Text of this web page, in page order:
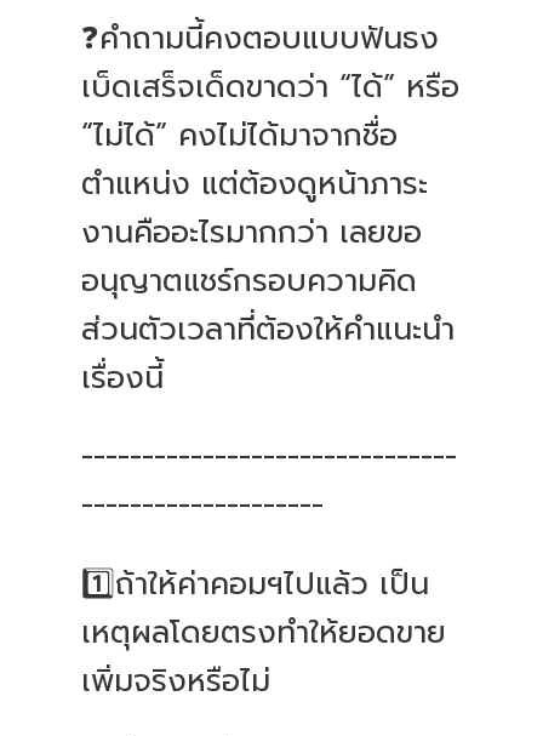
❓คำถามนี้คงตอบแบบฟันธง
เบ็ดเสร็จเด็ดขาดว่า “ได้” หรือ
“ไม่ได้” คงไม่ได้มาจากชื่อ
ตำแหน่ง แต่ต้องดูหน้าภาระ
งานคืออะไรมากกว่า เลยขอ
อนุญาตแชร์กรอบความคิด
ส่วนตัวเวลาที่ต้องให้คำแนะนำ
เรื่องนี้
-------------------------------
--------------------
1️⃣ถ้าให้ค่าคอมฯไปแล้ว เป็น
เหตุผลโดยตรงทำให้ยอดขาย
เพิ่มจริงหรือไม่